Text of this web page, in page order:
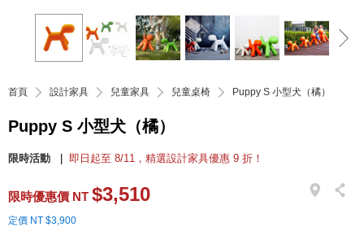
首頁 設計家具 兒童家具 兒童桌椅 Puppy S 小型犬（橘）
Puppy S 小型犬（橘）
限時活動 即日起至 8/11，精選設計家具優惠 9 折！
限時優惠價 NT $3,510
定價 NT $3,900